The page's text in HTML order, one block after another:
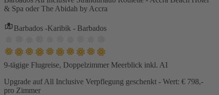
& Spa oder The Abidah by Accra
Barbados -Karibik - Barbados
9-tägige Flugreise, Doppelzimmer Meerblick inkl. AI
Upgrade auf All Inclusive Verpflegung geschenkt - Wert: € 798,-
pro Zimmer